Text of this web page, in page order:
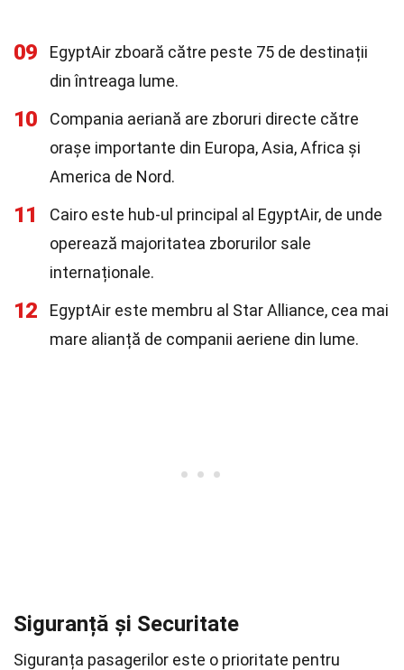
09
EgyptAir zboară către peste 75 de destinații
din întreaga lume.
10
Compania aeriană are zboruri directe către
orașe importante din Europa, Asia, Africa și
America de Nord.
11
Cairo este hub-ul principal al EgyptAir, de unde
operează majoritatea zborurilor sale
internaționale.
12
EgyptAir este membru al Star Alliance, cea mai
mare alianță de companii aeriene din lume.
Siguranță și Securitate
Siguranța pasagerilor este o prioritate pentru